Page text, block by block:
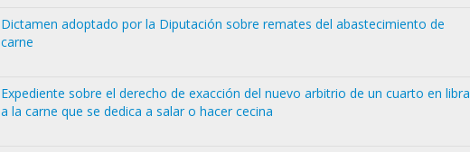
Dictamen adoptado por la Diputación sobre remates del abastecimiento de
carne
Expediente sobre el derecho de exacción del nuevo arbitrio de un cuarto en libra
a la carne que se dedica a salar o hacer cecina